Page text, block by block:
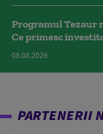
Programul Tezaur
Ce primesc
08.08.2026
PARTENERII